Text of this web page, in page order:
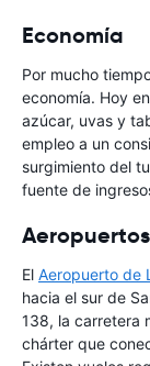
Economía
Por mucho
economía. Hoy
azúcar, uvas y
empleo a un
surgimiento del
fuente de
Aeropuertos
El Aeropuerto de
hacia el sur de
138, la carretera
chárter que